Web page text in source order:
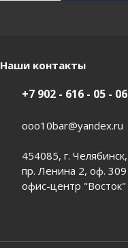
Наши контакты
+7 902 - 616 - 05 - 06
ooo10bar@yandex.ru
454085, г. Челябинск,
пр. Ленина 2, оф. 309
офис-центр "Восток"